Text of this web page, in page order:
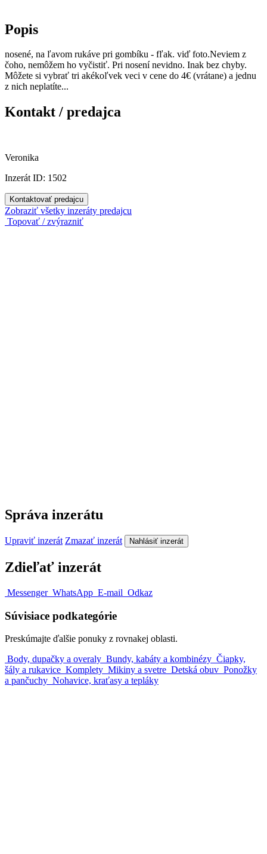
Popis
nosené, na ľavom rukáve pri gombíku - fľak. viď foto.Neviem z
čoho, nemôžem ho vyčistiť. Pri nosení nevidno. Inak bez chyby.
Môžete si vybrať tri akékoľvek veci v cene do 4€ (vrátane) a jednu
z nich neplatíte...
Kontakt / predajca
Veronika
Inzerát ID: 1502
Kontaktovať predajcu
Zobraziť všetky inzeráty predajcu
Topovať / zvýrazniť
Správa inzerátu
Upraviť inzerát Zmazať inzerát Nahlásiť inzerát
Zdieľať inzerát
Messenger WhatsApp E-mail Odkaz
Súvisiace podkategórie
Preskúmajte ďalšie ponuky z rovnakej oblasti.
Body, dupačky a overaly Bundy, kabáty a kombinézy Čiapky,
šály a rukavice Komplety Mikiny a svetre Detská obuv Ponožky
a pančuchy Nohavice, kraťasy a tepláky